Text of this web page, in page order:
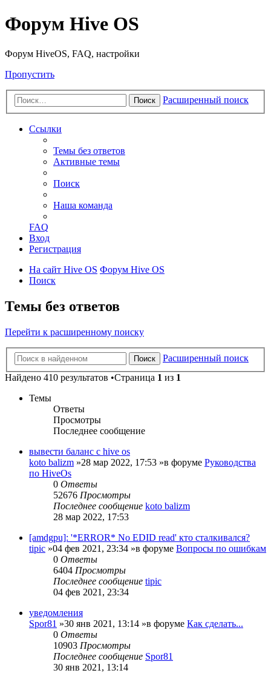
Форум Hive OS
Форум HiveOS, FAQ, настройки
Пропустить
Поиск Расширенный поиск
Ссылки
Темы без ответов
Активные темы
Поиск
Наша команда
FAQ
Вход
Регистрация
На сайт Hive OS Форум Hive OS
Поиск
Темы без ответов
Перейти к расширенному поиску
Поиск
Расширенный поиск
Найдено 410 результатов •Страница 1 из 1
Темы
Ответы
Просмотры
Последнее сообщение
вывести баланс с hive os
koto balizm »28 мар 2022, 17:53 »в форуме Руководства
по HiveOs
0 Ответы
52676 Просмотры
Последнее сообщение koto balizm
28 мар 2022, 17:53
[amdgpu]: '*ERROR* No EDID read' кто сталкивался?
tipic »04 фев 2021, 23:34 »в форуме Вопросы по ошибкам
0 Ответы
6404 Просмотры
Последнее сообщение tipic
04 фев 2021, 23:34
уведомления
Spor81 »30 янв 2021, 13:14 »в форуме Как сделать...
0 Ответы
10903 Просмотры
Последнее сообщение Spor81
30 янв 2021, 13:14